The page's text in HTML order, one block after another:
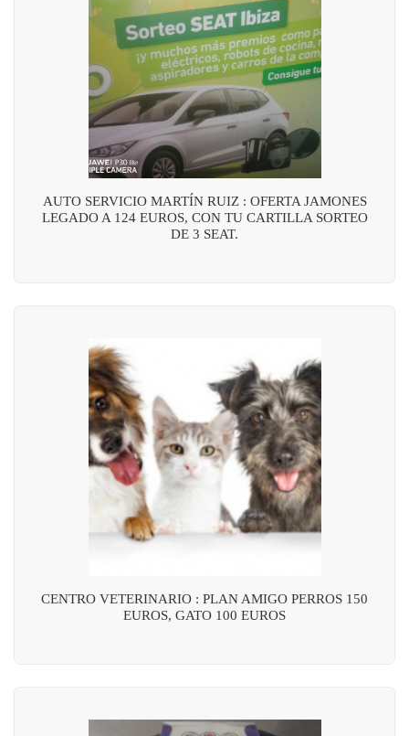
AUTO SERVICIO MARTÍN RUIZ : OFERTA JAMONES
LEGADO A 124 EUROS, CON TU CARTILLA SORTEO
DE 3 SEAT.
CENTRO VETERINARIO : PLAN AMIGO PERROS 150
EUROS, GATO 100 EUROS